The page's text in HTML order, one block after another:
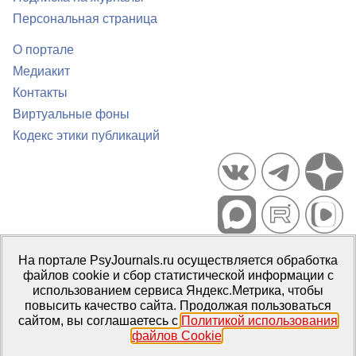
Персональная страница
О портале
Медиакит
Контакты
Виртуальные фоны
Кодекс этики публикаций
Портал психологических изданий PsyJournals.ru, 2007–2026
Правила использования материалов
Свидетельство регистрации СМИЭл № ФС77-66447 от 14 июля
2016 г.
Издатель: ФГБОУ ВО МГППУ
На портале PsyJournals.ru осуществляется обработка
файлов cookie и сбор статистической информации с
использованием сервиса Яндекс.Метрика, чтобы
повысить качество сайта. Продолжая пользоваться
сайтом, вы соглашаетесь с Политикой использования
файлов Cookie.